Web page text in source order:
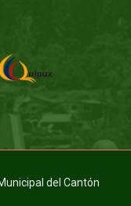
del Cantón